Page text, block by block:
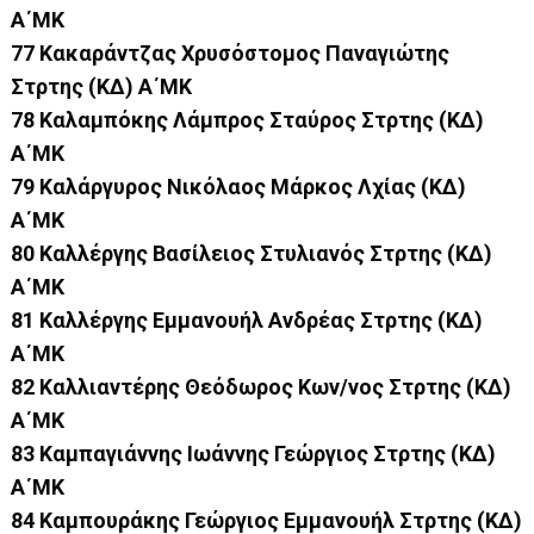
Α΄ΜΚ
77 Κακαράντζας Χρυσόστομος Παναγιώτης
Στρτης (ΚΔ) Α΄ΜΚ
78 Καλαμπόκης Λάμπρος Σταύρος Στρτης (ΚΔ)
Α΄ΜΚ
79 Καλάργυρος Νικόλαος Μάρκος Λχίας (ΚΔ)
Α΄ΜΚ
80 Καλλέργης Βασίλειος Στυλιανός Στρτης (ΚΔ)
Α΄ΜΚ
81 Καλλέργης Εμμανουήλ Ανδρέας Στρτης (ΚΔ)
Α΄ΜΚ
82 Καλλιαντέρης Θεόδωρος Κων/νος Στρτης (ΚΔ)
Α΄ΜΚ
83 Καμπαγιάννης Ιωάννης Γεώργιος Στρτης (ΚΔ)
Α΄ΜΚ
84 Καμπουράκης Γεώργιος Εμμανουήλ Στρτης (ΚΔ)